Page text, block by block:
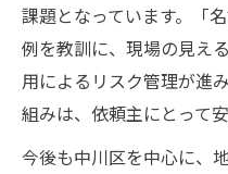
課題となっています。「
例を教訓に、現場の見え
用によるリスク管理が進
組みは、依頼主にとって
今後も中川区を中心に、